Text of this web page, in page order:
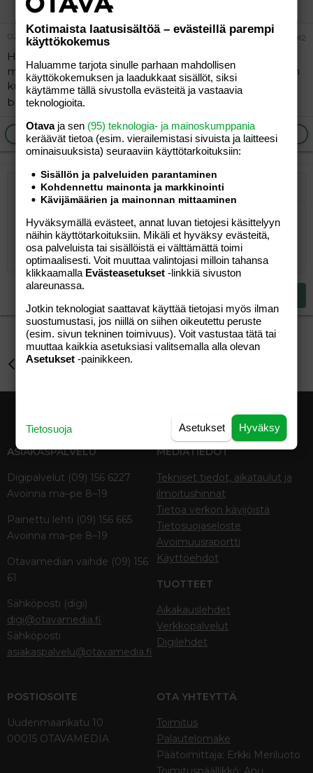
02.04.2005 #2
Höh.. eikö teillä ole pannuhuoneessa sellainen hana
mistä voi tyhjentää putkiston vedestä , niin meillä tehtiin
kun vaihdettiin vesikiertoinen patteri.... vai olenko niiiin
blondi etten ymmärtänyt kysymystä
Vastaa
Ilmoita asiaton viesti
LihavoituKursivoitu
Laajennettuun editoriin…
Lista
Järjestetty lista
Järjestämätön lista
Suurenna sisennystä
Pienennä sisennystä
Laajennettuun editoriin…
Lisää hyperlinkki
Lisää kuva
HymiötLaajennettuun
Fontin koko
9
10
12
15
22
26
TekstiväriKirjasintyyli
Arial
Book Antiqua
Courier New
Georgia
Times New Roman
Trebuchet MS
Verdana
YliviivaaAlleviivattuRivinsisäinen koodi
Rivinsisäinen spoiler
Tasaus Tasaa vasemmalle
Keskitä
Tasaa oikealle
Justify text
Paragraph format
Normal
Heading 1
Heading 2
LainausLisää video/media
Lisää taulukko
Insert horizontal line
SpoilerKoodi
Tee uudelleen
BBCode-näkymä
Poista muotoilu
LuonnoksetTallenna luonnos
Poista luonnos
Kirjoita vastaus...
Perhe-elämä
ASIAKASPALVELU
Digipalvelut (09) 156 6227
Avoinna ma–pe 8–19
Painettu lehti (09) 156 665
Avoinna ma–pe 8–19
Otavamedian vaihde (09) 156
61
Sähköposti (digi)
digi@otavamedia.fi
Sähköposti
asiakaspalvelu@otavamedia.fi
MEDIATIEDOT
Tekniset tiedot, aikataulut ja
ilmoitushinnat
Tietoa verkon kävijöistä
Tietosuojaseloste
Avoimuusraportti
Käyttöehdot
TUOTTEET
Aikakauslehdet
Verkkopalvelut
Digilehdet
POSTIOSOITE
Uudenmaankatu 10
00015 OTAVAMEDIA
OTA YHTEYTTÄ
Toimitus
Palautelomake
Päätoimittaja: Erkki Meriluoto
Kotimaista laatusisältöä – evästeillä parempi
käyttökokemus
Haluamme tarjota sinulle parhaan mahdollisen
käyttökokemuksen ja laadukkaat sisällöt, siksi
käytämme tällä sivustolla evästeitä ja vastaavia
teknologioita.
Otavaja sen (95) teknologia- ja mainoskumppania
keräävät tietoa (esim. vierailemis­tasi sivuista ja laitteesi
ominaisuuk­sista) seuraaviin käyttötarkoituksiin:
Sisällön ja palveluiden parantaminen
Kohdennettu mainonta ja markkinointi
Kävijämäärien ja mainonnan mittaaminen
Hyväksymällä evästeet, annat luvan tietojesi käsittelyyn
näihin käyttötarkoituksiin. Mikäli et hyväksy evästeitä,
osa palveluista tai sisällöistä ei välttämättä toimi
optimaalisesti. Voit muuttaa valintojasi milloin tahansa
klikkaamalla Evästeasetukset -linkkiä sivuston
alareunassa.
Jotkin teknologiat saattavat käyttää tietojasi myös ilman
suostumustasi, jos niillä on siihen oikeutettu peruste
(esim. sivun tekninen toimivuus). Voit vastustaa tätä tai
muuttaa kaikkia asetuksiasi valitsemalla alla olevan
Asetukset -painikkeen.
Hyväksy
Asetukset
Tietosuoja